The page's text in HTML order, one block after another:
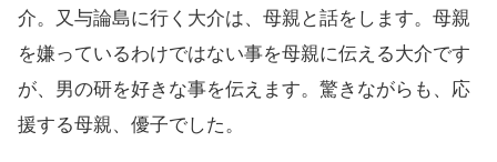
介。又与論島に行く大介は、母親と話をします。母親
を嫌っているわけではない事を母親に伝える大介です
が、男の研を好きな事を伝えます。驚きながらも、応
援する母親、優子でした。